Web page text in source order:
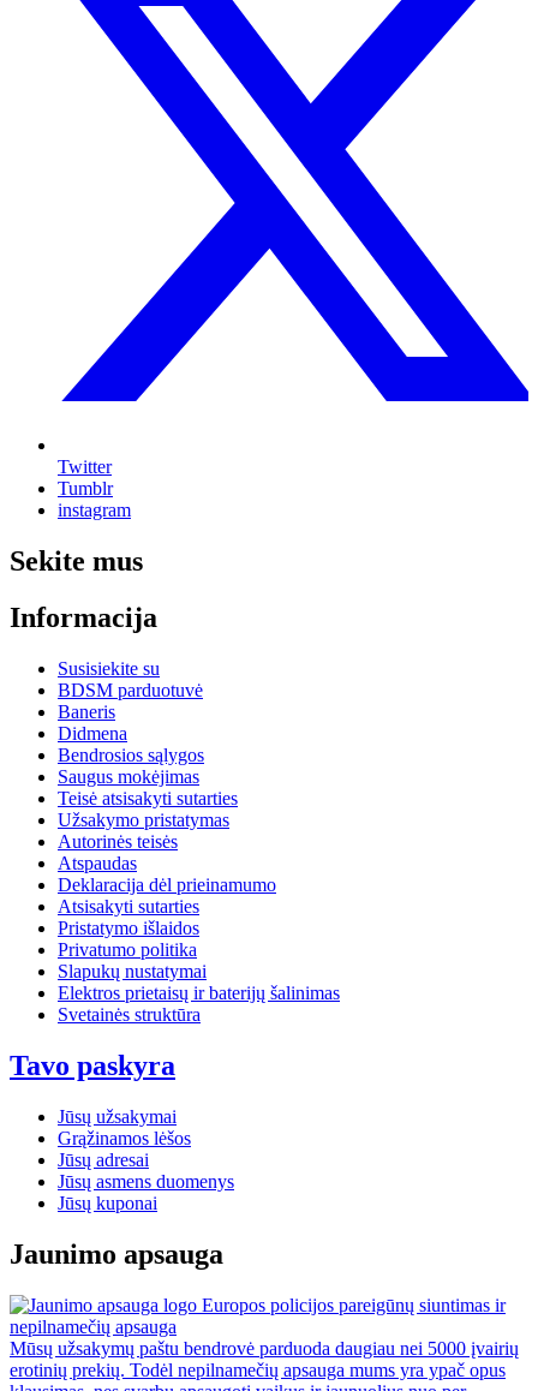
Twitter
Tumblr
instagram
Sekite mus
Informacija
Susisiekite su
BDSM parduotuvė
Baneris
Didmena
Bendrosios sąlygos
Saugus mokėjimas
Teisė atsisakyti sutarties
Užsakymo pristatymas
Autorinės teisės
Atspaudas
Deklaracija dėl prieinamumo
Atsisakyti sutarties
Pristatymo išlaidos
Privatumo politika
Slapukų nustatymai
Elektros prietaisų ir baterijų šalinimas
Svetainės struktūra
Tavo paskyra
Jūsų užsakymai
Grąžinamos lėšos
Jūsų adresai
Jūsų asmens duomenys
Jūsų kuponai
Jaunimo apsauga
Europos policijos pareigūnų siuntimas ir
nepilnamečių apsauga
Mūsų užsakymų paštu bendrovė parduoda daugiau nei 5000 įvairių
erotinių prekių. Todėl nepilnamečių apsauga mums yra ypač opus